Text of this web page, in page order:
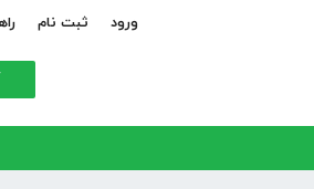
ورود ثبت نام